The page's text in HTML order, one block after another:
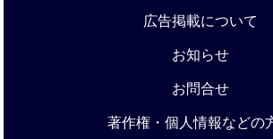
広告掲載について
お知らせ
お問合せ
著作権・個人情報などの